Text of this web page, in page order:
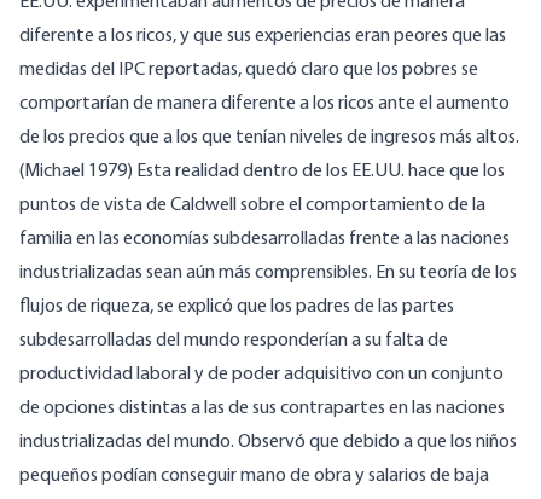
diferente a los ricos, y que sus experiencias eran peores que las
medidas del IPC reportadas, quedó claro que los pobres se
comportarían de manera diferente a los ricos ante el aumento
de los precios que a los que tenían niveles de ingresos más altos.
(Michael 1979) Esta realidad dentro de los EE.UU. hace que los
puntos de vista de Caldwell sobre el comportamiento de la
familia en las economías subdesarrolladas frente a las naciones
industrializadas sean aún más comprensibles. En su teoría de los
flujos de riqueza, se explicó que los padres de las partes
subdesarrolladas del mundo responderían a su falta de
productividad laboral y de poder adquisitivo con un conjunto
de opciones distintas a las de sus contrapartes en las naciones
industrializadas del mundo. Observó que debido a que los niños
pequeños podían conseguir mano de obra y salarios de baja